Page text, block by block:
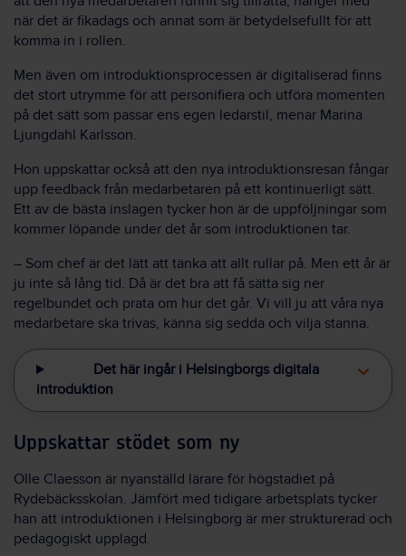
när det är fikadags och annat som är betydelsefullt för att
komma in i rollen.
Men även om introduktionsprocessen är digitaliserad finns
det stort utrymme för att personifiera och utföra momenten
på det sätt som passar ens egen ledarstil, menar Marina
Ljungdahl Karlsson.
Hon uppskattar också att den nya introduktionsresan fångar
upp feedback från medarbetaren på ett kontinuerligt sätt.
Ett av de bästa inslagen tycker hon är de uppföljningar som
kommer löpande under det år som introduktionen tar.
– Som chef är det lätt att tänka att allt rullar på. Men ett år är
ju inte så lång tid. Då är det bra att få sätta sig ner
regelbundet och prata om hur det går. Vi vill ju att våra nya
medarbetare ska trivas, känna sig sedda och vilja stanna.
Det här ingår i Helsingborgs digitala
introduktion
Uppskattar stödet som ny
Olle Claesson är nyanställd lärare för högstadiet på
Rydebäcksskolan. Jämfört med tidigare arbetsplats tycker
han att introduktionen i Helsingborg är mer strukturerad och
pedagogiskt upplagd.